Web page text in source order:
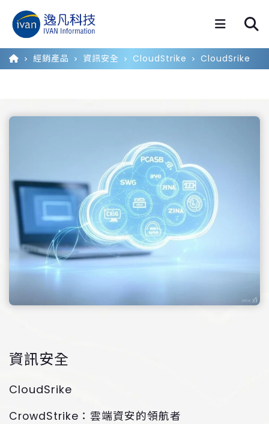
經銷產品 資訊安全 CloudStrike CloudSrike
資訊安全
CloudSrike
CrowdStrike：雲端資安的領航者